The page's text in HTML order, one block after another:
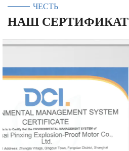
ЧЕСТЬ
НАШ СЕРТИФИКАТ